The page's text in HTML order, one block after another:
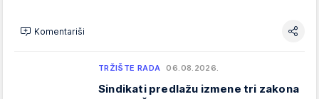
Komentariši
TRŽIŠTE RADA 06.08.2026.
Sindikati predlažu izmene tri zakona